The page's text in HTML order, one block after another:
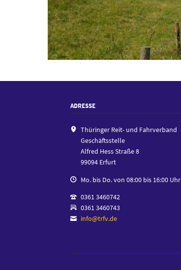
ADRESSE
Thüringer Reit- und Fahrverband
Geschäftsstelle
Alfred Hess Straße 8
99094 Erfurt
Mo. bis Do. von 08:00 bis 16:00 Uhr
0361 3460742
0361 3460743
info@trfv.de